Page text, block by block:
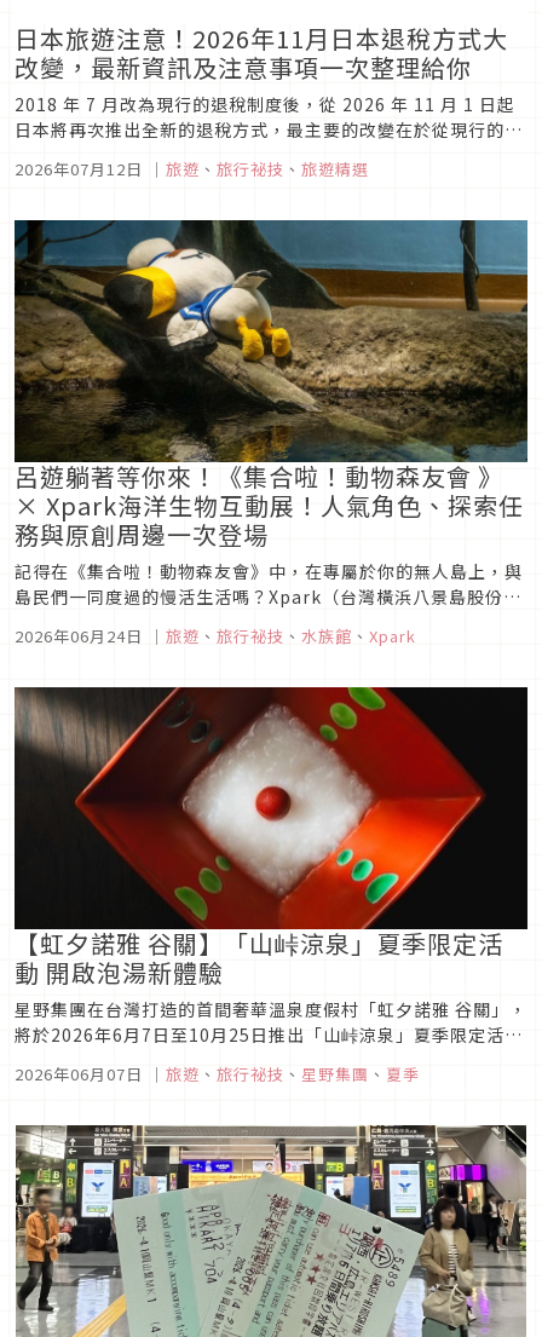
日本旅遊注意！2026年11月日本退稅方式大
改變，最新資訊及注意事項一次整理給你
2018 年 7 月改為現行的退稅制度後，從 2026 年 11 月 1 日起
日本將再次推出全新的退稅方式，最主要的改變在於從現行的購
稅手續並於之後退還稅款的「先付後退」方式。所有旅客都需要
2026年07月12日 ｜ 旅遊 、 旅行祕技 、 旅遊精選
呂遊躺著等你來！《集合啦！動物森友會 》
× Xpark海洋生物互動展！人氣角色、探索任
務與原創周邊一次登場
記得在《集合啦！動物森友會》中，在專屬於你的無人島上，與
島民們一同度過的慢活生活嗎？Xpark（台灣橫浜八景島股份有
限公司）將於2026年7月1日（三）至9月30日（三）期間，攜
手任天堂株式会社及台灣任天堂股份有限公司，首度於台灣推出
27日...
2026年06月24日 ｜ 旅遊 、 旅行祕技 、 水族館 、 Xpark
【虹夕諾雅 谷關】「山峠涼泉」夏季限定活
動 開啟泡湯新體驗
星野集團在台灣打造的首間奢華溫泉度假村「虹夕諾雅 谷關」，
將於2026年6月7日至10月25日推出「山峠涼泉」夏季限定活
氣候變遷、夏季逐年 延長的趨勢，現代旅人偏好尋求遠離塵囂的
且夏季...
2026年06月07日 ｜ 旅遊 、 旅行祕技 、 星野集團 、 夏季